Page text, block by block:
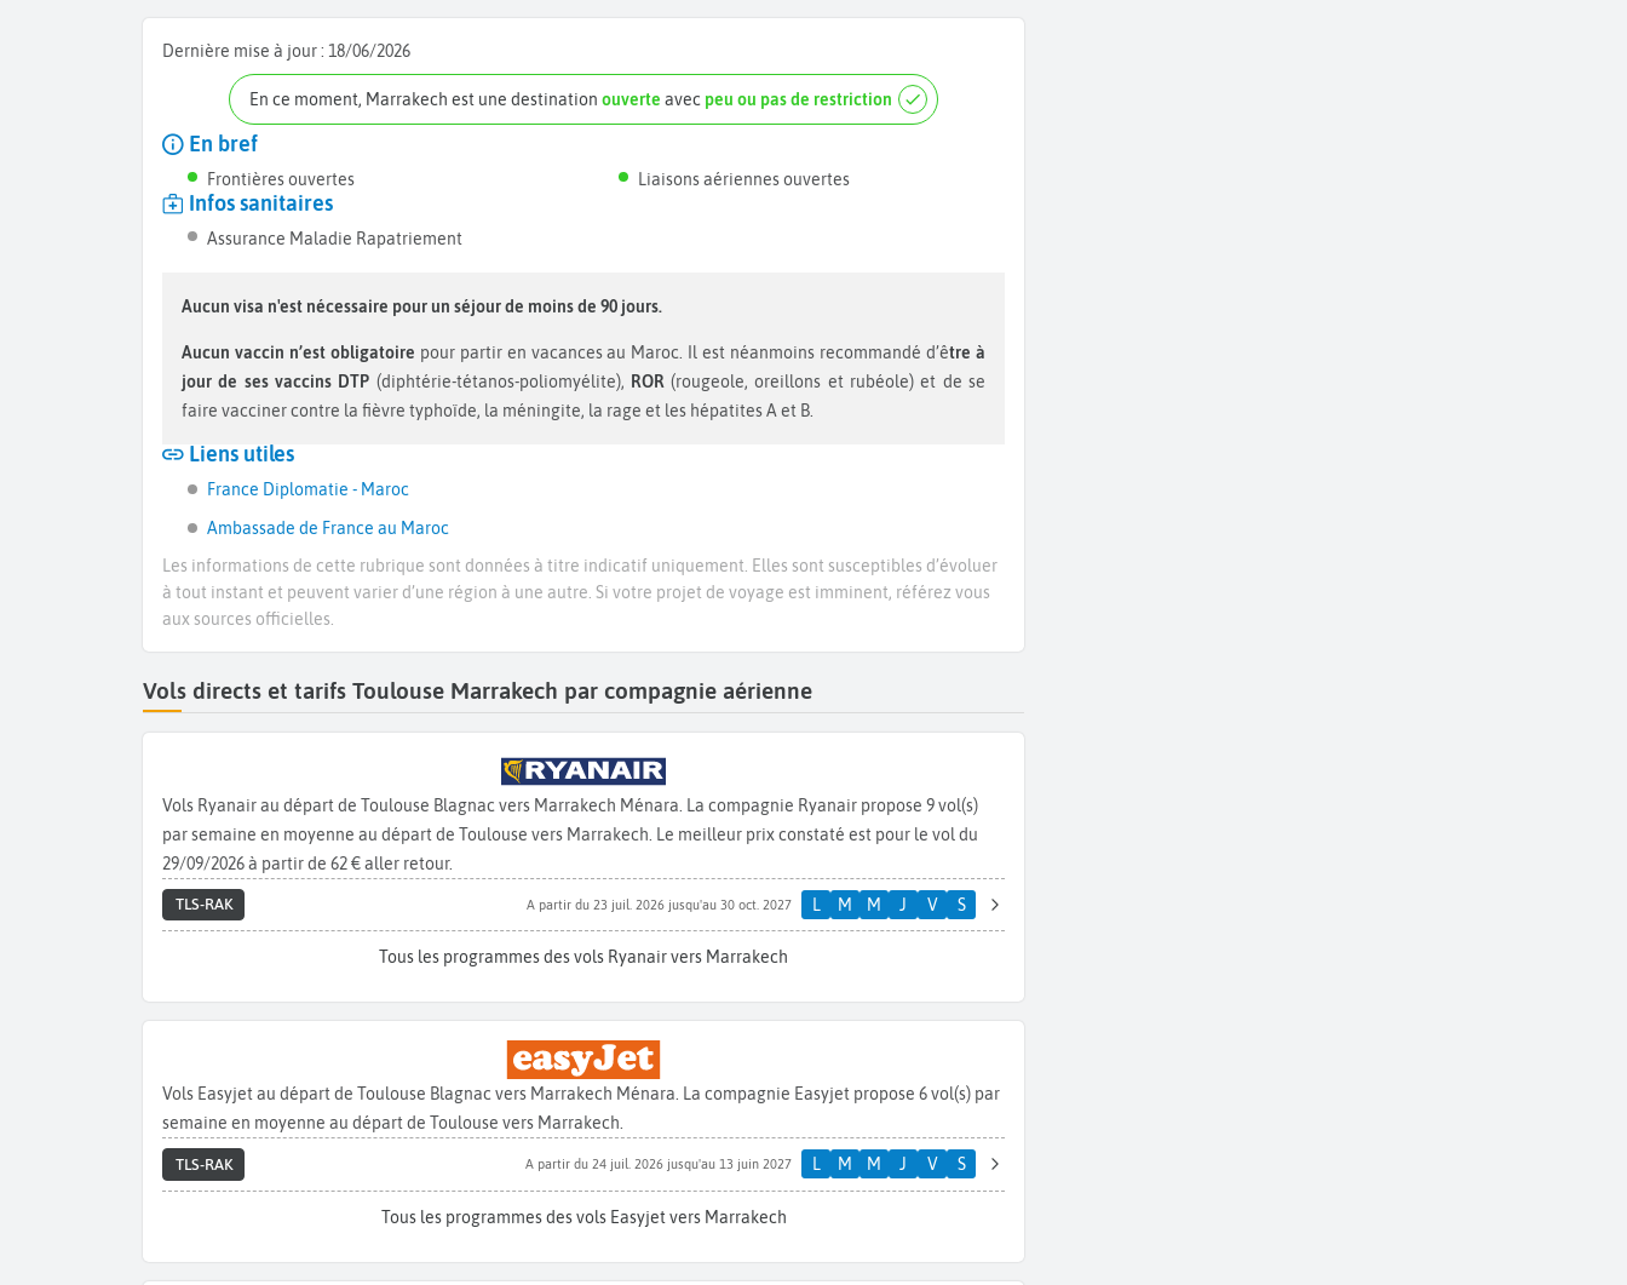
Dernière mise à jour : 18/06/2026
En ce moment, Marrakech est une destinationouverte avec peu ou pas de restriction
En bref
Frontières ouvertes Liaisons aériennes ouvertes
Infos sanitaires
Assurance Maladie Rapatriement
Aucun visa n'est nécessaire pour un séjour de moins de 90 jours.
Aucun vaccin n’est obligatoire pour partir en vacances au Maroc. Il est néanmoins recommandé d’être à
jour de ses vaccins DTP (diphtérie-tétanos-poliomyélite), ROR(rougeole, oreillons et rubéole) et de se
faire vacciner contre la fièvre typhoïde, la méningite, la rage et les hépatites A et B.
Liens utiles
France Diplomatie - Maroc
Ambassade de France au Maroc
Les informations de cette rubrique sont données à titre indicatif uniquement. Elles sont susceptibles d’évoluer
à tout instant et peuvent varier d’une région à une autre. Si votre projet de voyage est imminent, référez vous
aux sources officielles.
Vols directs et tarifs Toulouse Marrakech par compagnie aérienne
Vols Ryanair au départ de Toulouse Blagnac vers Marrakech Ménara. La compagnie Ryanair propose 9 vol(s)
par semaine en moyenne au départ de Toulouse vers Marrakech. Le meilleur prix constaté est pour le vol du
29/09/2026 à partir de 62 € aller retour.
TLS-RAK A partir du 23 juil. 2026 jusqu'au 30 oct. 2027 L M M J V S
Tous les programmes des vols Ryanair vers Marrakech
Vols Easyjet au départ de Toulouse Blagnac vers Marrakech Ménara. La compagnie Easyjet propose 6 vol(s) par
semaine en moyenne au départ de Toulouse vers Marrakech.
TLS-RAK A partir du 24 juil. 2026 jusqu'au 13 juin 2027 L M M J V S
Tous les programmes des vols Easyjet vers Marrakech